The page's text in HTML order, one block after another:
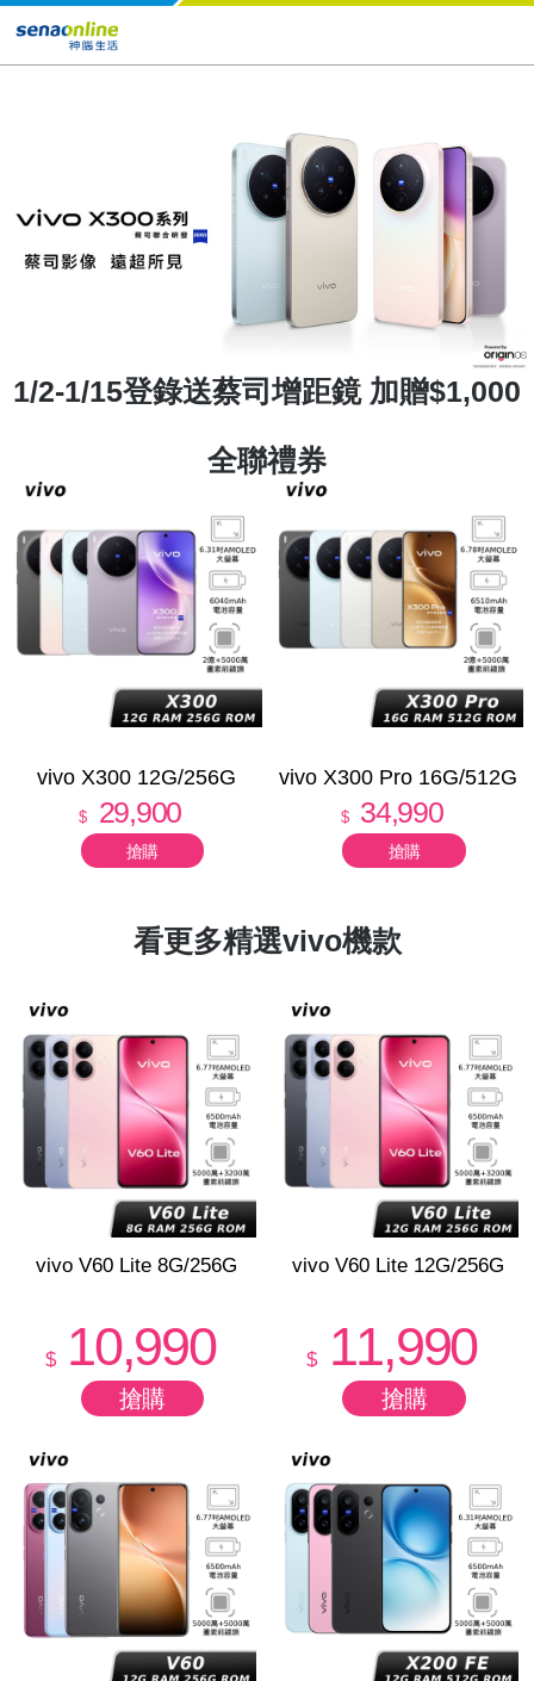
1/2-1/15登錄送蔡司增距鏡 加贈$1,000
全聯禮券
vivo X300 12G/256G
$ 29,900
vivo X300 Pro 16G/512G
$ 34,990
看更多精選vivo機款
vivo V60 Lite 8G/256G
$ 10,990
vivo V60 Lite 12G/256G
$ 11,990